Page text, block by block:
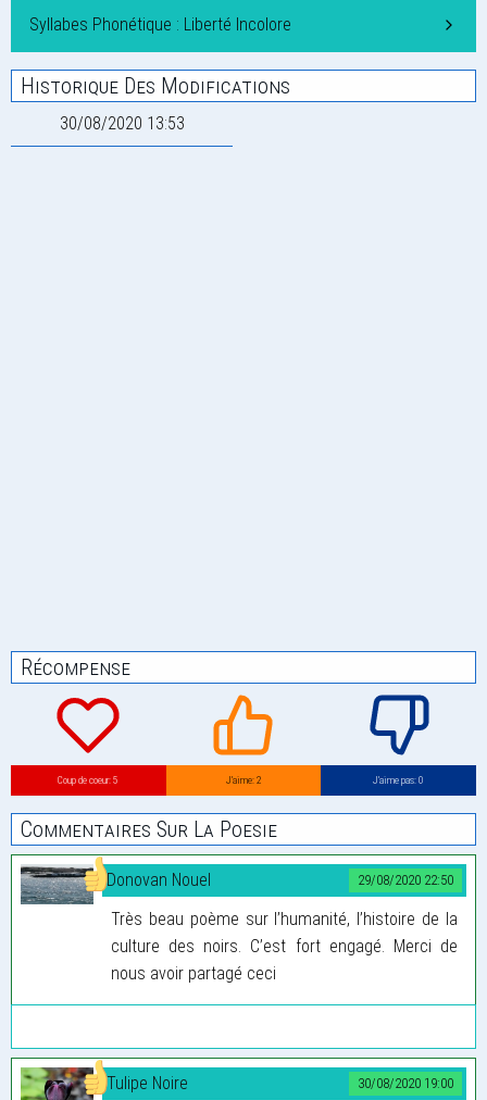
Syllabes Phonétique : Liberté Incolore
Historique Des Modifications
30/08/2020 13:53
Récompense
Coup de coeur: 5 J’aime: 2 J’aime pas: 0
Commentaires Sur La Poesie
29/08/2020 22:50
Donovan Nouel
Très beau poème sur l’humanité, l’histoire de la
culture des noirs. C’est fort engagé. Merci de
nous avoir partagé ceci
30/08/2020 19:00
Tulipe Noire